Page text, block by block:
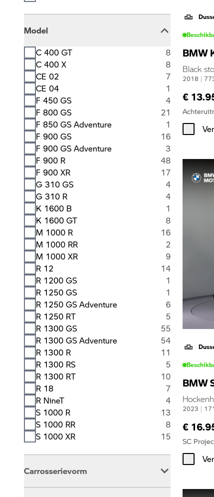
Model
C 400 GT
8
C 400 X
8
CE 02
7
CE 04
1
F 450 GS
4
F 800 GS
21
F 850 GS Adventure
1
F 900 GS
16
F 900 GS Adventure
3
F 900 R
48
F 900 XR
17
G 310 GS
4
G 310 R
4
K 1600 B
1
K 1600 GT
8
M 1000 R
16
M 1000 RR
2
M 1000 XR
9
R 12
14
R 1200 GS
1
R 1250 GS
1
R 1250 GS Adventure
6
R 1250 RT
5
R 1300 GS
55
R 1300 GS Adventure
54
R 1300 R
11
R 1300 RS
5
R 1300 RT
10
R 18
7
R NineT
4
S 1000 R
13
S 1000 RR
8
S 1000 XR
15
Carrosserievorm
BMW
Black
2018 |
€
BMW
2023 |
€
SC